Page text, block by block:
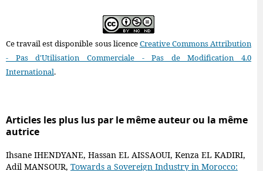
Ce travail est disponible sous licenceCreative Commons Attribution
- Pas d'Utilisation Commerciale - Pas de Modification 4.0
International.
Articles les plus lus par le même auteur ou la même
autrice
Ihsane IHENDYANE, Hassan EL AISSAOUI, Kenza EL KADIRI,
Adil MANSOUR, Towards a Sovereign Industry in Morocco: